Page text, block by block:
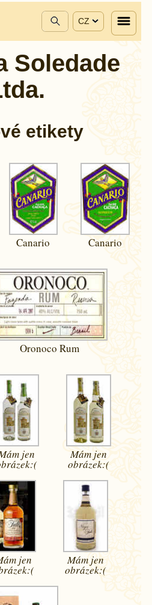
CZ
Soledade
etikety
Canario Canario
Oronoco Rum
jen Mám jen
obrázek:(
jen Mám jen
obrázek:(